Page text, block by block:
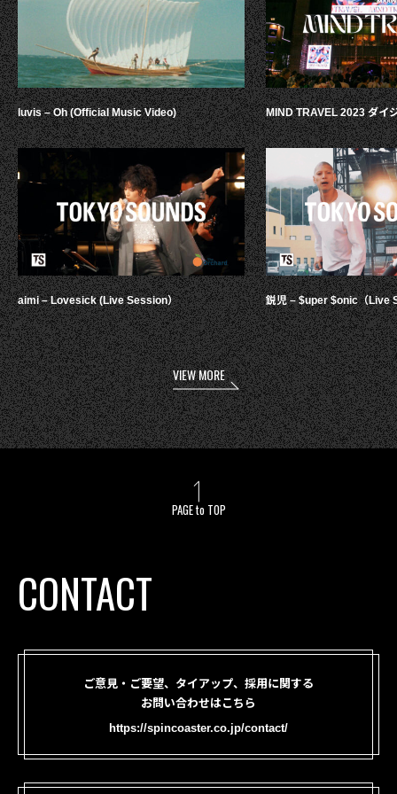
luvis – Oh (Official Music Video)
aimi – Lovesick (Live Session）
MIND TRAVEL 2023 ダイ
鋭児 – $uper $onic（Live
VIEW MORE
PAGE to TOP
CONTACT
ご意見・ご要望、タイアップ、採用に関する
お問い合わせはこちら
https://spincoaster.co.jp/contact/